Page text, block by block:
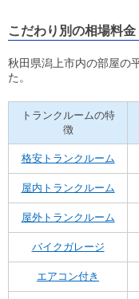
こだわり別の相場料金
秋田県潟上市内の部屋の
た。
トランクルームの特
徴
格安トランクルーム
屋内トランクルーム
屋外トランクルーム
バイクガレージ
エアコン付き